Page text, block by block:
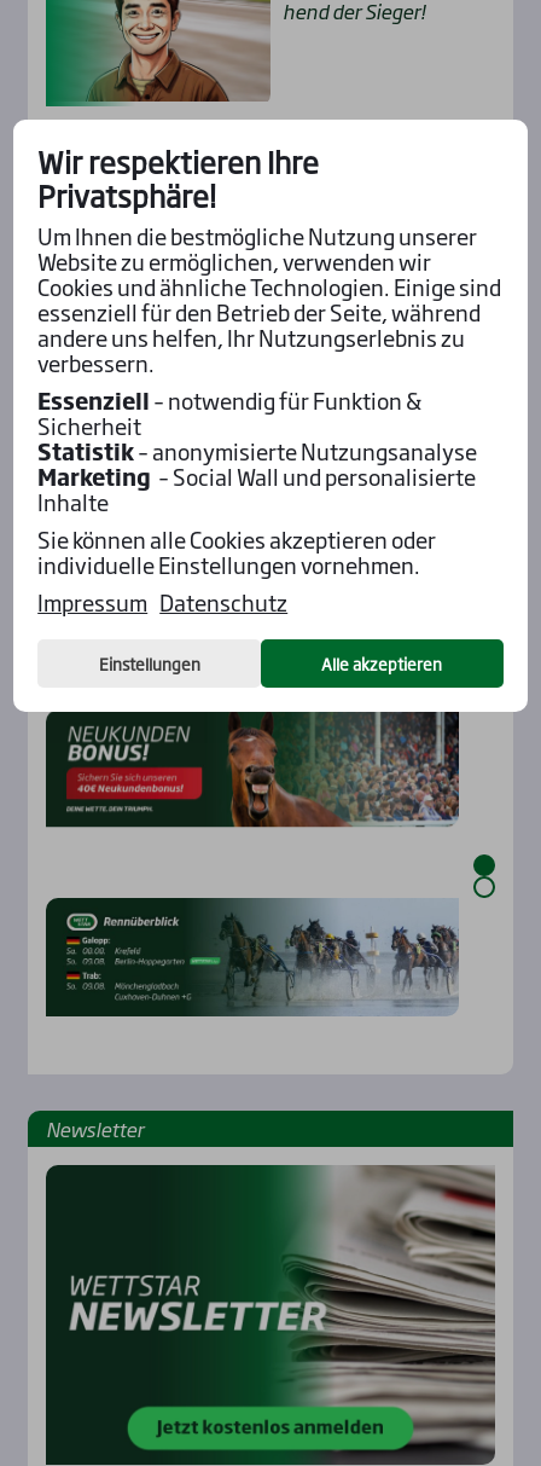
hend der Sie­ger!
Alle Insider-Stimmen
Pod­cast mit Wett-Tipps
Aktu­el­les
News­let­ter
Wir respektieren Ihre
Privatsphäre!
Um Ihnen die bestmögliche Nutzung unserer
Website zu ermöglichen, verwenden wir
Cookies und ähnliche Technologien. Einige sind
essenziell für den Betrieb der Seite, während
andere uns helfen, Ihr Nutzungserlebnis zu
verbessern.
Essenziell– notwendig für Funktion &
Sicherheit
Statistik– anonymisierte Nutzungsanalyse
Marketing – Social Wall und personalisierte
Inhalte
Sie können alle Cookies akzeptieren oder
individuelle Einstellungen vornehmen.
Impressum Datenschutz
Einstellungen Alle akzeptieren